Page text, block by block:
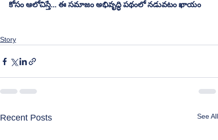
కోసం ఆలోచిస్తే... ఈ సమాజం అభివృద్ధి పథంలో నడువటం ఖాయం
Story
Recent Posts See All